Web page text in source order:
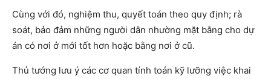
Cùng với đó, nghiệm thu, quyết toán theo quy định; rà
soát, bảo đảm những người dân nhường mặt bằng cho dự
án có nơi ở mới tốt hơn hoặc bằng nơi ở cũ.
Thủ tướng lưu ý các cơ quan tính toán kỹ lưỡng việc khai